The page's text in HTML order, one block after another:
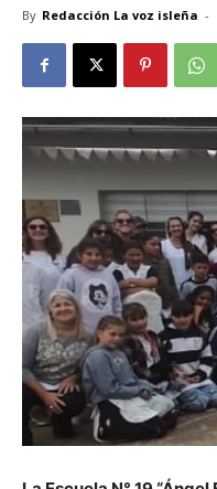
By Redacción La voz isleña -